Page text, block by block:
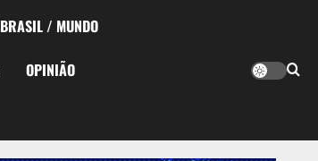
BRASIL / MUNDO
OPINIÃO